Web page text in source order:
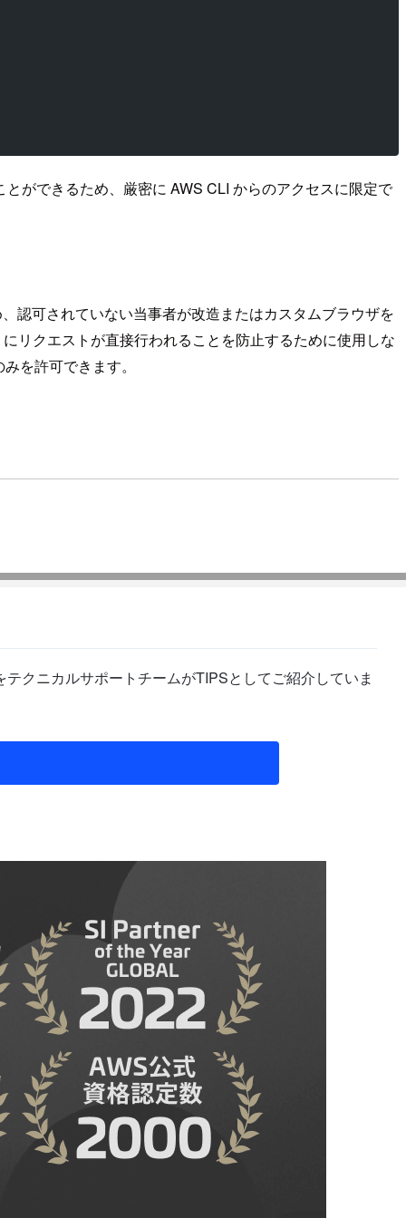
ができるため、厳密に AWS CLI からのアクセスに限定で
認可されていない当事者が改造またはカスタムブラウザを
リクエストが直接行われることを防止するために使用しな
を許可できます。
クニカルサポートチームがTIPSとしてご紹介していま